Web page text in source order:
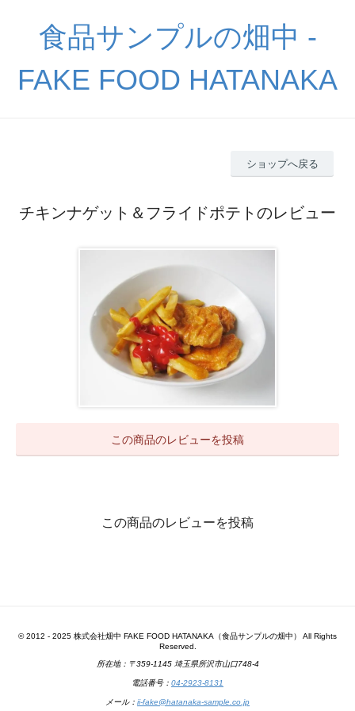
食品サンプルの畑中 -
FAKE FOOD HATANAKA
ショップへ戻る
チキンナゲット＆フライドポテトのレビュー
この商品のレビューを投稿
この商品のレビューを投稿
© 2012 - 2025 株式会社畑中 FAKE FOOD HATANAKA（食品サンプルの畑中） All Rights
Reserved.
所在地：〒359-1145 埼玉県所沢市山口748-4
電話番号： 04-2923-8131
メール： ii-fake@hatanaka-sample.co.jp